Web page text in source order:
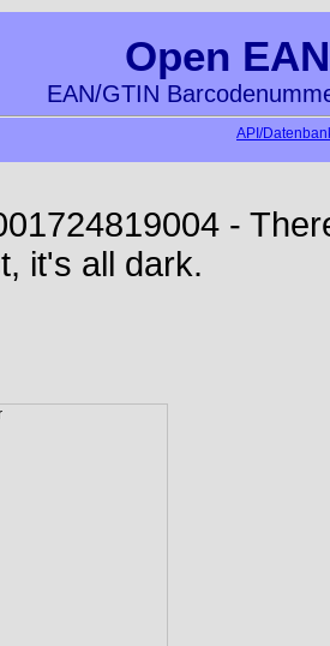
Open
EAN/GTIN
API/
-
it's all dark.